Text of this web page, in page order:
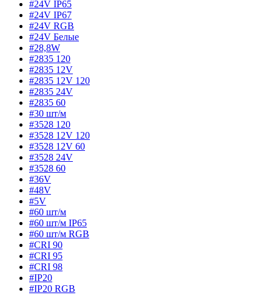
#24V IP65
#24V IP67
#24V RGB
#24V Белые
#28,8W
#2835 120
#2835 12V
#2835 12V 120
#2835 24V
#2835 60
#30 шт/м
#3528 120
#3528 12V 120
#3528 12V 60
#3528 24V
#3528 60
#36V
#48V
#5V
#60 шт/м
#60 шт/м IP65
#60 шт/м RGB
#CRI 90
#CRI 95
#CRI 98
#IP20
#IP20 RGB